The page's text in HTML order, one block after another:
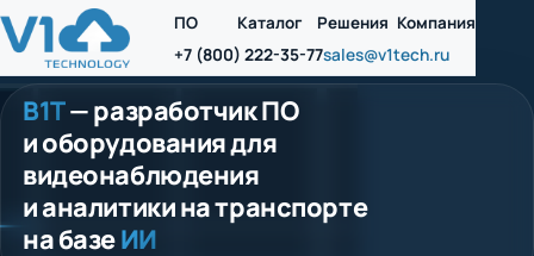
ПО Каталог Решения Компания
+7 (800) 222-35-77sales@v1tech.ru
В1Т— разработчик ПО
и оборудования для
видеонаблюдения
и аналитики на транспорте
на базеИИ